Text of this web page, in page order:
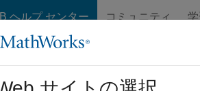
ヘルプ センター コミュニティ
ホーム